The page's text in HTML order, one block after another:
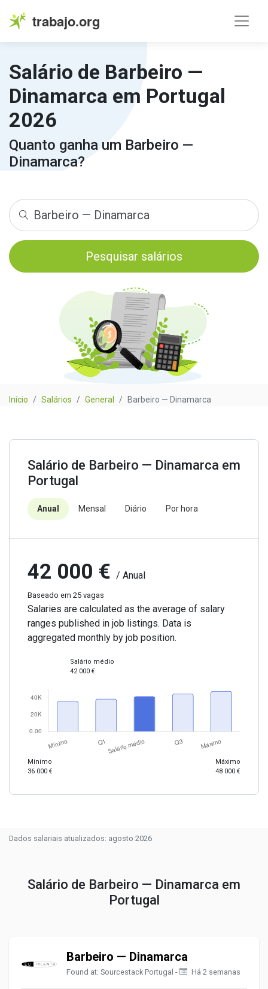
trabajo.org
Salário de Barbeiro —
Dinamarca em Portugal
2026
Quanto ganha um Barbeiro —
Dinamarca?
Pesquisar salários
Início Salários General Barbeiro — Dinamarca
Salário de Barbeiro — Dinamarca em
Portugal
Anual Mensal Diário Por hora
42 000 € / Anual
Baseado em 25 vagas
Salaries are calculated as the average of salary
ranges published in job listings. Data is
aggregated monthly by job position.
Mínimo
36 000 €
Salário médio
42 000 €
Máximo
48 000 €
Dados salariais atualizados: agosto 2026
Salário de Barbeiro — Dinamarca em
Portugal
Barbeiro — Dinamarca
Found at: Sourcestack Portugal - Há 2 semanas